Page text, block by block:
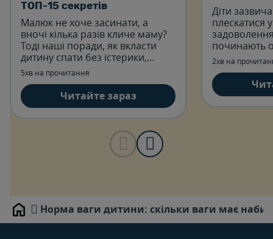
ТОП-15 секретів
Малюк не хоче засинати, а
вночі кілька разів кличе маму?
Тоді наші поради, як вкласти
дитину спати без істерики,
обов'язково стануть вам у
пригоді.
5хв на прочитання
Читайте зараз
Діти
плескатися
починають
моменту,
сидіти.
2хв на
Home Норма ваги дитини: скільки ваги має